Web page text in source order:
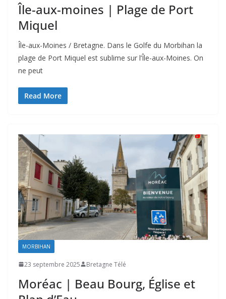
Île-aux-moines | Plage de Port
Miquel
Île-aux-Moines / Bretagne. Dans le Golfe du Morbihan la
plage de Port Miquel est sublime sur l’Île-aux-Moines. On
ne peut
Read More
MORBIHAN
23 septembre 2025 Bretagne Télé
Moréac | Beau Bourg, Église et